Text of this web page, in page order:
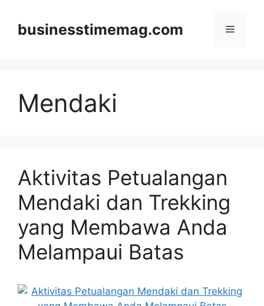
contentbusinesstimemag.com Menu
Mendaki
Aktivitas Petualangan
Mendaki dan Trekking
yang Membawa Anda
Melampaui Batas